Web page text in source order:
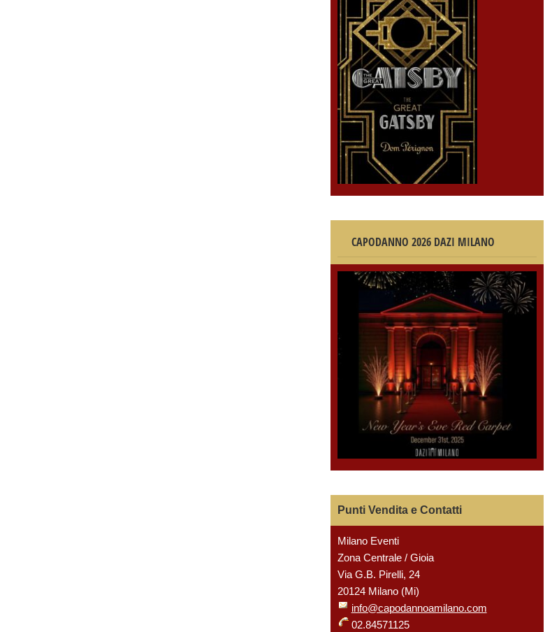
CAPODANNO 2026 DAZI MILANO
Punti Vendita e Contatti
Milano Eventi
Zona Centrale / Gioia
Via G.B. Pirelli, 24
20124 Milano (Mi)
info@capodannoamilano.com
02.84571125